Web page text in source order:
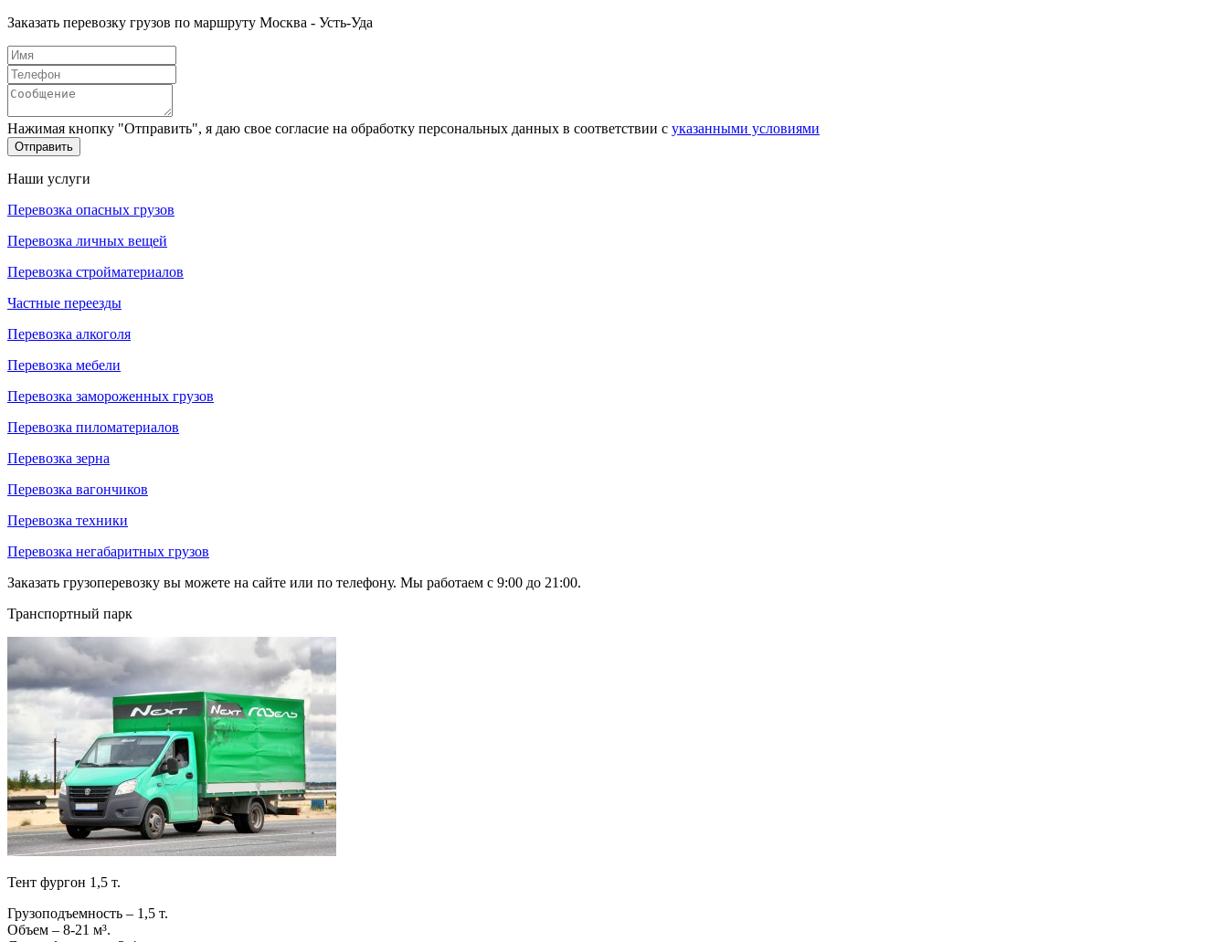
Заказать перевозку грузов по маршруту Москва - Усть-Уда
Нажимая кнопку "Отправить", я даю свое согласие на обработку персональных данных в соответствии с указанными условиями
Отправить
Наши услуги
Перевозка опасных грузов
Перевозка личных вещей
Перевозка стройматериалов
Частные переезды
Перевозка алкоголя
Перевозка мебели
Перевозка замороженных грузов
Перевозка пиломатериалов
Перевозка зерна
Перевозка вагончиков
Перевозка техники
Перевозка негабаритных грузов
Заказать грузоперевозку вы можете на сайте или по телефону. Мы работаем с 9:00 до 21:00.
Транспортный парк
Тент фургон 1,5 т.
Грузоподъемность – 1,5 т.
Объем – 8-21 м³.